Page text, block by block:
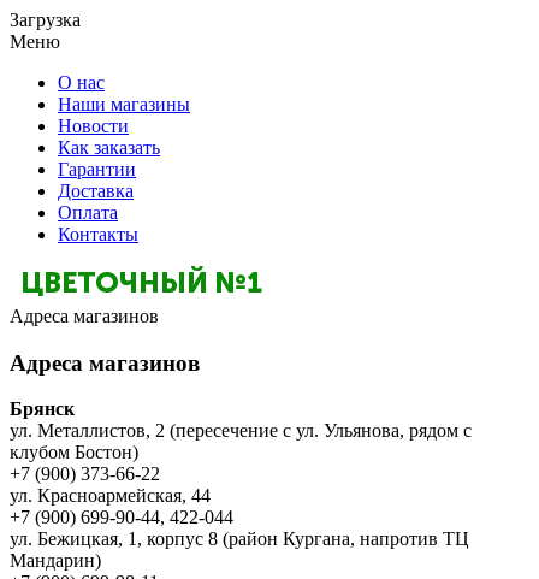
Загрузка
Меню
О нас
Наши магазины
Новости
Как заказать
Гарантии
Доставка
Оплата
Контакты
Адреса магазинов
Адреса магазинов
Брянск
ул. Металлистов, 2 (пересечение с ул. Ульянова, рядом с
клубом Бостон)
+7 (900) 373-66-22
ул. Красноармейская, 44
+7 (900) 699-90-44, 422-044
ул. Бежицкая, 1, корпус 8 (район Кургана, напротив ТЦ
Мандарин)